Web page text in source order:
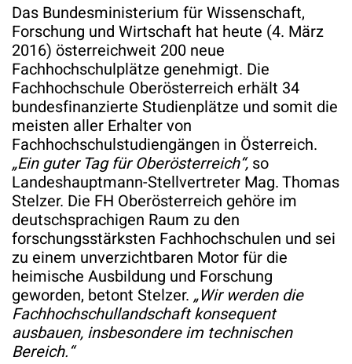
Das Bundesministerium für Wissenschaft,
Forschung und Wirtschaft hat heute (4. März
2016) österreichweit 200 neue
Fachhochschulplätze genehmigt. Die
Fachhochschule Oberösterreich erhält 34
bundesfinanzierte Studienplätze und somit die
meisten aller Erhalter von
Fachhochschulstudiengängen in Österreich.
„Ein guter Tag für Oberösterreich“, so
Landeshauptmann-Stellvertreter Mag. Thomas
Stelzer. Die FH Oberösterreich gehöre im
deutschsprachigen Raum zu den
forschungsstärksten Fachhochschulen und sei
zu einem unverzichtbaren Motor für die
heimische Ausbildung und Forschung
geworden, betont Stelzer. „Wir werden die
Fachhochschullandschaft konsequent
ausbauen, insbesondere im technischen
Bereich.“